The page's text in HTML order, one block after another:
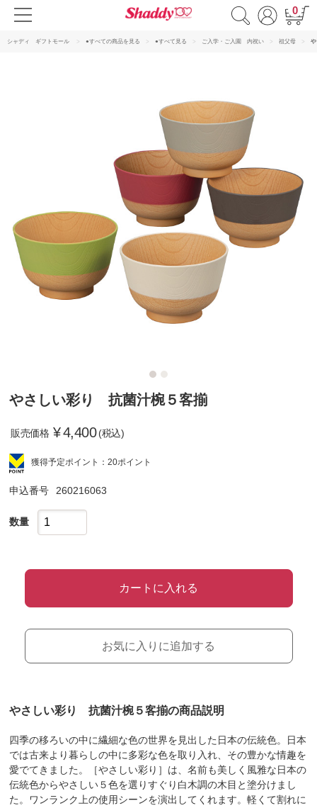
0
シャディ ギフトモール ●すべての商品を見る ●すべて見る ご入学・ご入園 内祝い 祖父母
やさしい彩り 抗菌汁椀５客揃
販売価格 ¥4,400 (税込)
獲得予定ポイント：20ポイント
申込番号 260216063
数量
カートに入れる
お気に入りに追加する
やさしい彩り 抗菌汁椀５客揃の商品説明
四季の移ろいの中に繊細な色の世界を見出した日本の伝統色。日本
では古来より暮らしの中に多彩な色を取り入れ、その豊かな情趣を
愛でてきました。［やさしい彩り］は、名前も美しく風雅な日本の
伝統色からやさしい５色を選りすぐり白木調の木目と塗分けまし
た。ワンランク上の使用シーンを演出してくれます。軽くて割れに